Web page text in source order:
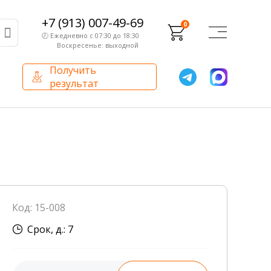
+7 (913) 007-49-69
🕗 Ежедневно с 07:30 до 18:30
Воскресенье: выходной
0
Получить
результат
Внутренний аудит
Сотрудники лаборатории
Код: 15-008
Срок, д.: 7